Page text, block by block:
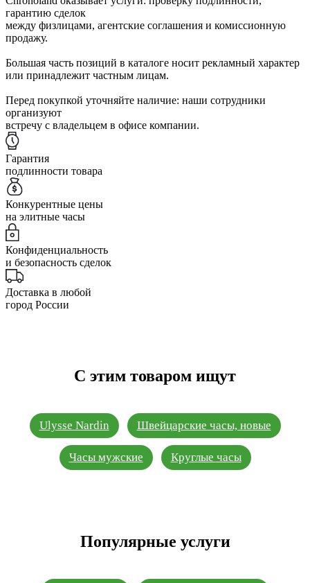
гарантию сделок
между физлицами, агентские соглашения и комиссионную
продажу.
Большая часть позиций в каталоге носит рекламный характер
или принадлежит частным лицам.
Перед покупкой уточняйте наличие: наши сотрудники
организуют
встречу с владельцем в офисе компании.
Гарантия
подлинности товара
Конкурентные цены
на элитные часы
Конфиденциальность
и безопасность сделок
Доставка в любой
город России
С этим товаром ищут
Ulysse Nardin Швейцарские часы, новые
Часы мужские Круглые часы
Популярные услуги